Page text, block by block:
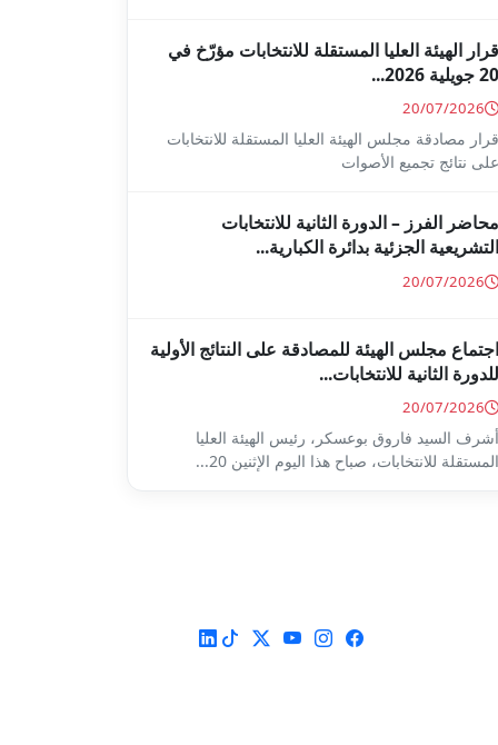
قرار الهيئة العليا المستقلة للانتخابات مؤرّخ في
20 جويلية 2026...
20/07/2026
قرار مصادقة مجلس الهيئة العليا المستقلة للانتخابات
على نتائج تجميع الأصوات
محاضر الفرز – الدورة الثانية للانتخابات
التشريعية الجزئية بدائرة الكبارية...
20/07/2026
اجتماع مجلس الهيئة للمصادقة على النتائج الأولية
للدورة الثانية للانتخابات...
20/07/2026
أشرف السيد فاروق بوعسكر، رئيس الهيئة العليا
المستقلة للانتخابات، صباح هذا اليوم الإثنين 20...